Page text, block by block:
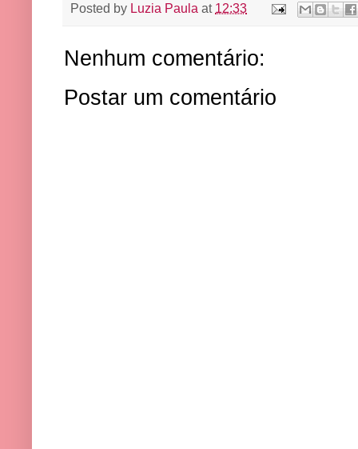
Posted by Luzia Paula at 12:33
Nenhum comentário:
Postar um comentário